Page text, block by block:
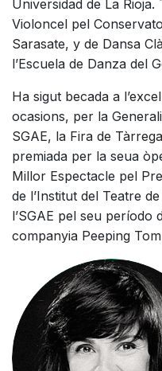
Universidad de La
Violoncel pel
Sarasate, y de Dansa
l’Escuela de Danza del
Ha sigut becada a
ocasions, per la
SGAE, la Fira de
premiada per la seua
Millor Espectacle pel
de l’Institut del Teatre
l’SGAE pel seu período
companyia Peeping